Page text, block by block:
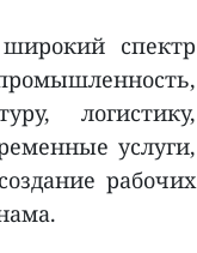
спектр
логистику,
услуги,
рабочих